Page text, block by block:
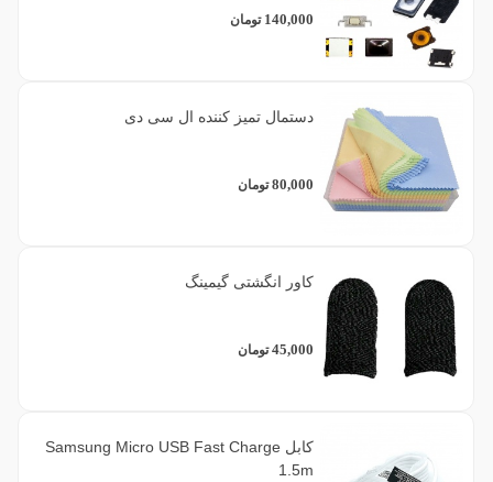
140,000 تومان
دستمال تمیز کننده ال سی دی
80,000 تومان
کاور انگشتی گیمینگ
45,000 تومان
کابل Samsung Micro USB Fast Charge
1.5m